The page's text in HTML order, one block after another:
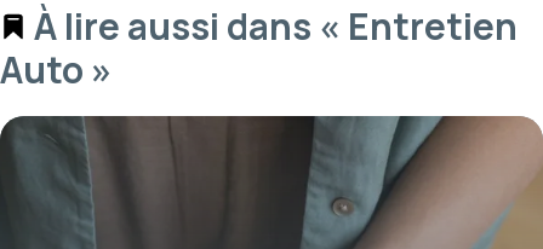
À lire aussi dans « Entretien
Auto »